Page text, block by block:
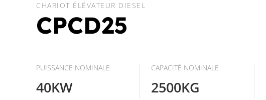
CHARIOT ÉLÉVATEUR DIESEL
CPCD25
PUISSANCE NOMINALE
40KW
CAPACITÉ NOMINALE
2500KG